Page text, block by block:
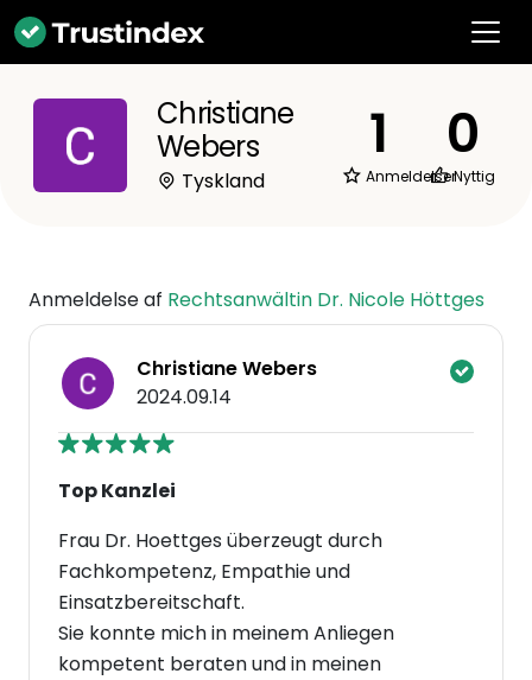
Christiane
Webers
Tyskland
1
Anmeldelser
0
Nyttig
Anmeldelse af Rechtsanwältin Dr. Nicole Höttges
Christiane Webers
2024.09.14
Top Kanzlei
Frau Dr. Hoettges überzeugt durch
Fachkompetenz, Empathie und
Einsatzbereitschaft.
Sie konnte mich in meinem Anliegen
kompetent beraten und in meinen